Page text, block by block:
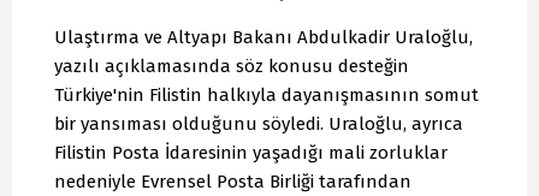
Ulaştırma ve Altyapı Bakanı Abdulkadir Uraloğlu,
yazılı açıklamasında söz konusu desteğin
Türkiye'nin Filistin halkıyla dayanışmasının somut
bir yansıması olduğunu söyledi. Uraloğlu, ayrıca
Filistin Posta İdaresinin yaşadığı mali zorluklar
nedeniyle Evrensel Posta Birliği tarafından